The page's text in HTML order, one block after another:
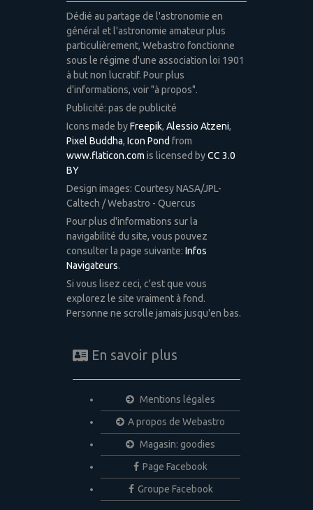
Dédié au partage de l'astronomie en
général et l'astronomie amateur plus
particulièrement, Webastro fonctionne
sous le régime d'une association loi 1901
à but non lucratif. Pour plus
d'informations, voir "à propos".
Publicité: pas de publicité
Icons made byFreepik, Alessio Atzeni,
Pixel Buddha, Icon Pond from
www.flaticon.com is licensed byCC 3.0
BY
Design images: Courtesy NASA/JPL-
Caltech / Webastro - Quercus
Pour plus d'informations sur la
navigabilité du site, vous pouvez
consulter la page suivante: Infos
Navigateurs.
Si vous lisez ceci, c'est que vous
explorez le site vraiment à fond.
Personne ne scrolle jamais jusqu'en bas.
En savoir plus
Mentions légales
A propos de Webastro
Magasin: goodies
Page Facebook
Groupe Facebook